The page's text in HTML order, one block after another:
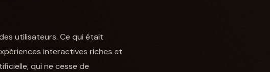
utilisateurs. Ce qui était
interactives riches et
qui ne cesse de